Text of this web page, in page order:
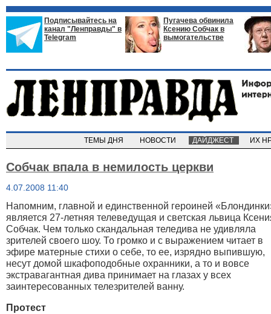
Подписывайтесь на
канал "Ленправды" в
Telegram
Пугачева обвинила
Ксению Собчак в
вымогательстве
ТЕМЫ ДНЯ НОВОСТИ ДАЙДЖЕСТ ИХ
Собчак впала в немилость церкви
4.07.2008 11:40
Напомним, главной и единственной героиней
является 27-летняя телеведущая и светская львица
Собчак. Чем только скандальная теледива не удивляла
зрителей своего шоу. То громко и с выражением читает в
эфире матерные стихи о себе, то ее, изрядно выпившую,
несут домой шкафоподобные охранники, а то и вовсе
экстравагантная дива принимает на глазах у всех
заинтересованных телезрителей ванну.
Протест